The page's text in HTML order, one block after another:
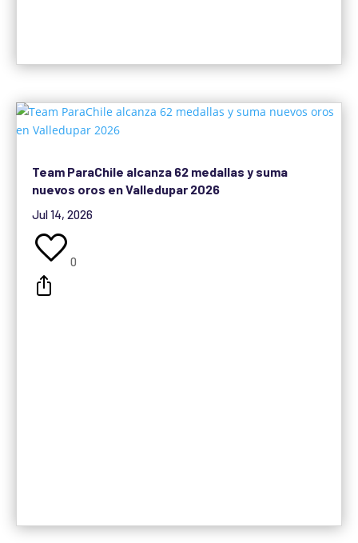
Team ParaChile alcanza 62 medallas y suma
nuevos oros en Valledupar 2026
Jul 14, 2026
0